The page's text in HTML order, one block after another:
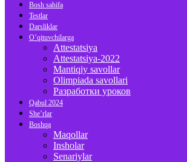
Bosh sahifa
Testlar
Darsliklar
O’qituvchilarga
Attestatsiya
Attestatsiya-2022
Mantiqiy savollar
Olimpiada savollari
Разработки уроков
Qabul 2024
She’rlar
Boshqa
Maqollar
Insholar
Senariylar